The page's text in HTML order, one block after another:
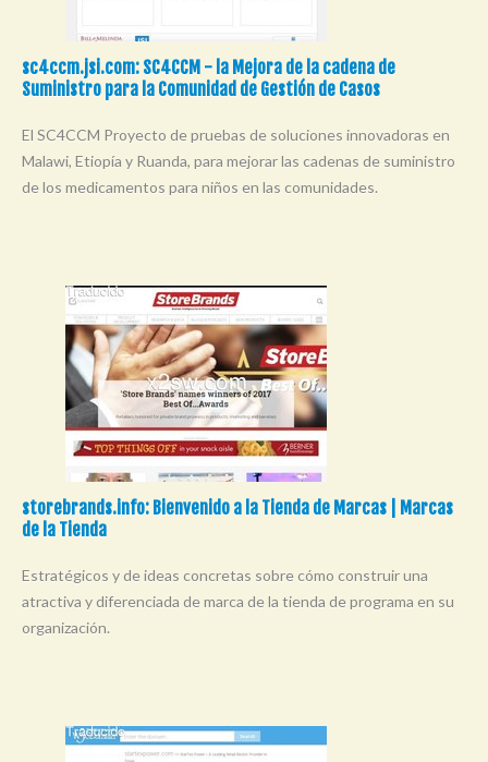
sc4ccm.jsi.com: SC4CCM - la Mejora de la cadena de
Suministro para la Comunidad de Gestión de Casos
El SC4CCM Proyecto de pruebas de soluciones innovadoras en
Malawi, Etiopía y Ruanda, para mejorar las cadenas de suministro
de los medicamentos para niños en las comunidades.
storebrands.info: Bienvenido a la Tienda de Marcas | Marcas
de la Tienda
Estratégicos y de ideas concretas sobre cómo construir una
atractiva y diferenciada de marca de la tienda de programa en su
organización.